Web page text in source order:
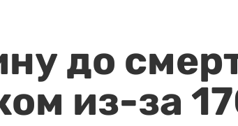
до
из-за